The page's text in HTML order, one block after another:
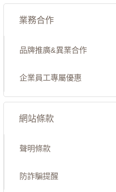
業務合作
品牌推廣&異業合作
企業員工專屬優惠
網站條款
聲明條款
防詐騙提醒